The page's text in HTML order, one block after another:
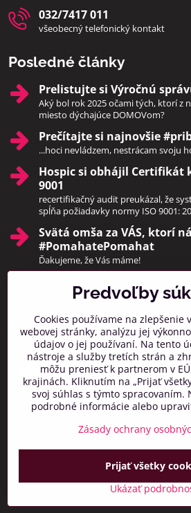
032/7417 011
všeobecný telefonický kontakt
Posledné články
Prelistujte si Výročnú
Aký bol rok 2025 očami tých, ktorí z
miesto dýchajúce DOMOVom?
Prečítajte si najnovšie
...hoci nevládzem, nestrácam svoju
Hospic si obhájil Certifikát
9001
recertifikačný audit preukázal, že
spĺňa požiadavky normy ISO 9001:
Svätá omša za VÁS, ktorí
#PomahatePomahat
Ďakujeme, že Vás máme!
Pridajte sa k nám
Facebook Instagram
Prihlásiť na odber noviniek
©2026
Predvoľby súkromiaZásady
Vytvorené pomocou:
Predvoľby
Cookies používame na zlepšenie
webovej stránky, analýzu jej
údajov o jej používaní. Na tento
nástroje a služby tretích strán a
môžu preniesť k partnerom v
krajinách. Kliknutím na „Prijať
svoj súhlas s týmto spracovaním.
podrobné informácie alebo
Zásady ochrany
Ukázať
Prijať všetky